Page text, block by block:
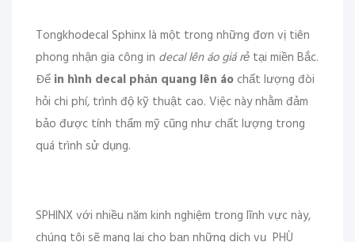
Tongkhodecal Sphinx là một trong những đơn vị tiên
phong nhận gia công in decal lên áo giá rẻ tại miền Bắc.
Để in hình decal phản quang lên áo chất lượng đòi
hỏi chi phí, trình độ kỹ thuật cao. Việc này nhằm đảm
bảo được tính thẩm mỹ cũng như chất lượng trong
quá trình sử dụng.
SPHINX với nhiều năm kinh nghiệm trong lĩnh vực này,